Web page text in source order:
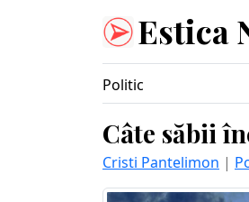
Estica
Politic
Câte săbii
Cristi Pantelimon |